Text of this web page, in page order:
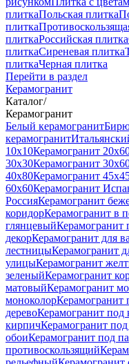
плиткаПольская плитка
плитка
плиткаРоссийская плитка
плиткаСиреневая плитка
плиткаЧерная плитка
Перейти в раздел
Керамогранит
Каталог/
Керамогранит
Белый керамогранит
керамогранит
10x10Керамогранит
30x30Керамогранит
40x80Керамогранит
60x60Керамогранит
РоссияКерамогранит
коридорКерамогранит в
глянцевыйКерамогранит
декорКерамогранит для
лестницыКерамогранит
улицыКерамогранит
зеленыйКерамогранит
матовыйКерамогранит
моноколорКерамогранит
деревоКерамогранит под
кирпичКерамогранит
обоиКерамогранит под
противоскользящий